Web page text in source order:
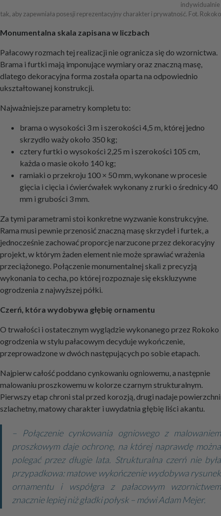
indywidualnie
tak, aby zapewniała posesji reprezentacyjny charakter i prywatność. Fot. Rokoko
Monumentalna skala zapisana w liczbach
Pałacowy rozmach tej realizacji nie ogranicza się do wzornictwa.
Brama i furtki mają imponujące wymiary oraz znaczną masę,
dlatego dekoracyjna forma została oparta na odpowiednio
ukształtowanej konstrukcji.
Najważniejsze parametry kompletu to:
brama o wysokości 3 m i szerokości 4,5 m, której jedno
skrzydło waży około 350 kg;
cztery furtki o wysokości 2,25 m i szerokości 105 cm,
każda o masie około 140 kg;
ramiaki o przekroju 100 × 50 mm, wykonane w procesie
gięcia i cięcia i ćwierćwałek wykonany z rurki o średnicy 40
mm i grubości 3 mm.
Za tymi parametrami stoi konkretne wyzwanie konstrukcyjne.
Rama musi pewnie przenosić znaczną masę skrzydeł i furtek, a
jednocześnie zachować proporcje narzucone przez dekoracyjny
projekt, w którym żaden element nie może sprawiać wrażenia
przeciążonego. Połączenie monumentalnej skali z precyzją
wykonania to cecha, po której rozpoznaje się ekskluzywne
ogrodzenia z najwyższej półki.
Czerń, która wydobywa głębię ornamentu
O trwałości i ostatecznym wyglądzie wykonanego przez Rokoko
ogrodzenia w stylu pałacowym decyduje wykończenie,
przeprowadzone w dwóch następujących po sobie etapach.
Najpierw całość poddano cynkowaniu ogniowemu, a następnie
malowaniu proszkowemu w kolorze czarnym strukturalnym.
Pierwszy etap chroni stal przed korozją, drugi nadaje powierzchni
szlachetny, matowy charakter i uwydatnia głębię liści akantu.
– Połączenie cynkowania ogniowego z malowaniem
proszkowym daje ochronę, na której naprawdę można
polegać przez długie lata. Strukturalna czerń nie była
przypadkowa: matowe wykończenie wydobywa rysunek
ornamentu i współgra z pałacowym wzornictwem
znacznie lepiej niż gładki połysk – mówi Adam Mejer.